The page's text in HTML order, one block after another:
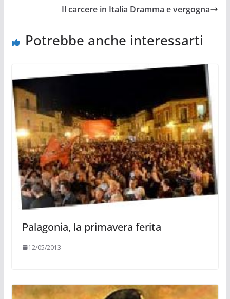
Il carcere in Italia Dramma e vergogna
Potrebbe anche interessarti
Palagonia, la primavera ferita
12/05/2013